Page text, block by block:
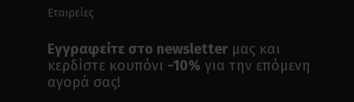
Εταιρείες
Εγγραφείτε στο newsletter μας και
κερδίστε κουπόνι -10% για την επόμενη
αγορά σας!